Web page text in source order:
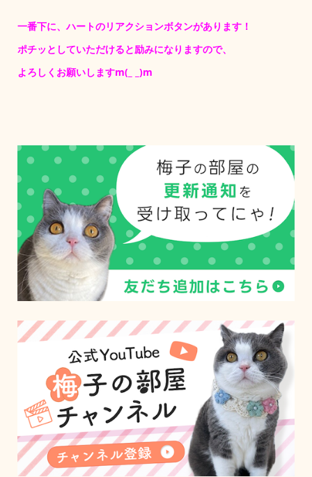
一番下に、ハートのリアクションボタンがあります！
ポチッとしていただけると励みになりますので、
よろしくお願いしますm(_ _)m